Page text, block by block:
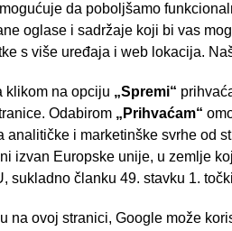
bočni zračni jastuci
el.podizači stakala
el.preklopiva vanjska zrcala
djeljiva i preklopiva stražnja
sjedala u kombinaciji koža/
da poboljšamo
oglase i sadržaje koji bi vas
s više uređaja i web lokacija.
klikom na opciju „Spremi“
Odabirom „Prihvaćam“
analitičke i marketinške svrhe od
izvan Europske unije, u zemlje
sukladno članku 49. stavku 1.
na ovoj stranici, Google može